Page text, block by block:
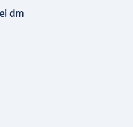
dm